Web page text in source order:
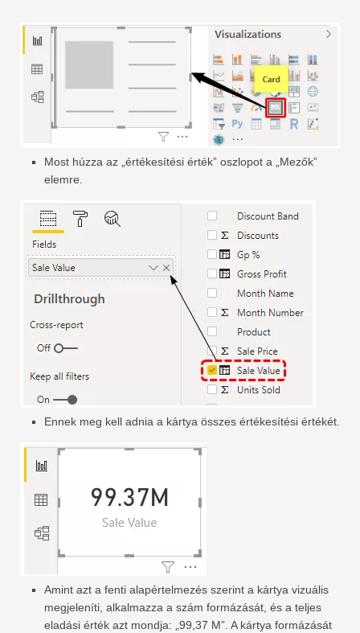
Most húzza az „értékesítési érték” oszlopot a „Mezők”
elemre.
Ennek meg kell adnia a kártya összes értékesítési értékét.
Amint azt a fenti alapértelmezés szerint a kártya vizuális
megjeleníti, alkalmazza a szám formázását, és a teljes
eladási érték azt mondja: „99,37 M”. A kártya formázását